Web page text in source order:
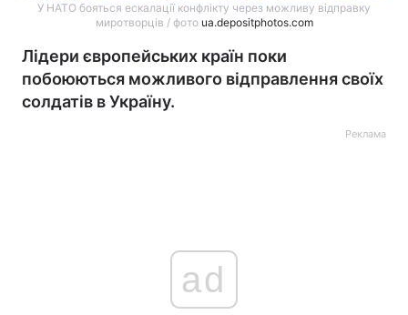
У НАТО бояться ескалації конфлікту через можливу відправку
миротворців / фото ua.depositphotos.com
Лідери європейських країн поки
побоюються можливого відправлення своїх
солдатів в Україну.
Реклама
ad